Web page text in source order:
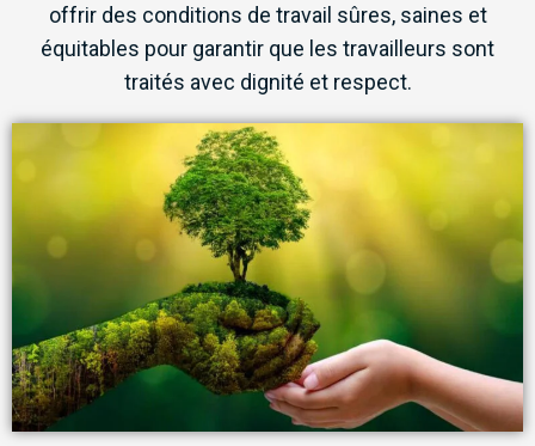
offrir des conditions de travail sûres, saines et
équitables pour garantir que les travailleurs sont
traités avec dignité et respect.